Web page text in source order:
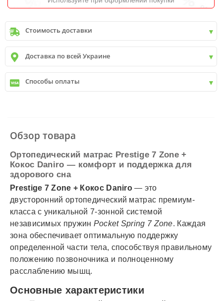
Стоимость доставки
Киевдо9999 грн. -400 грн.
Киевот9999 грн - БЕСПЛАТНО
Киев пригород +30 грн\км
Доставка по всей Украине
✓Новая почта
✓Деливери
✓Автолюкс
Способы оплаты
✓ Подробнее
Обзор товара
Ортопедический матрас Prestige 7 Zone +
Кокос Daniro — комфорт и поддержка для
здорового сна
Prestige 7 Zone + Кокос Daniro — это
двусторонний ортопедический матрас премиум-
класса с уникальной 7-зонной системой
независимых пружин Pocket Spring 7 Zone. Каждая
зона обеспечивает оптимальную поддержку
определенной части тела, способствуя правильному
положению позвоночника и полноценному
расслаблению мышц.
Основные характеристики